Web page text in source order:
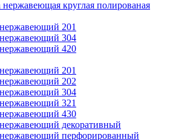
нержавеющая круглая полированая
201
304
420
201
202
304
321
430
декоративный
перфорированный